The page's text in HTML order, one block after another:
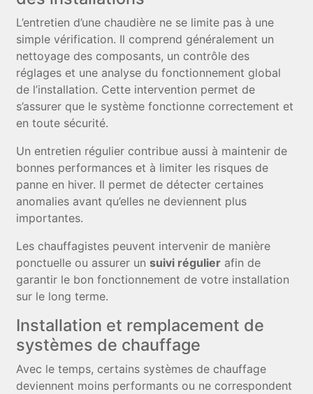
L’entretien d’une chaudière ne se limite pas à une
simple vérification. Il comprend généralement un
nettoyage des composants, un contrôle des
réglages et une analyse du fonctionnement global
de l’installation. Cette intervention permet de
s’assurer que le système fonctionne correctement et
en toute sécurité.
Un entretien régulier contribue aussi à maintenir de
bonnes performances et à limiter les risques de
panne en hiver. Il permet de détecter certaines
anomalies avant qu’elles ne deviennent plus
importantes.
Les chauffagistes peuvent intervenir de manière
ponctuelle ou assurer unsuivi régulier afin de
garantir le bon fonctionnement de votre installation
sur le long terme.
Installation et remplacement de
systèmes de chauffage
Avec le temps, certains systèmes de chauffage
deviennent moins performants ou ne correspondent